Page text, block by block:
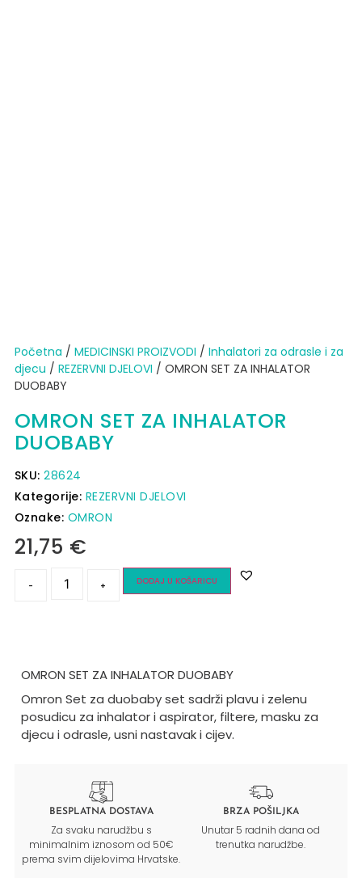
Početna / MEDICINSKI PROIZVODI / Inhalatori za odrasle i za
djecu / REZERVNI DJELOVI / OMRON SET ZA INHALATOR
DUOBABY
OMRON SET ZA INHALATOR
DUOBABY
SKU:28624
Kategorije: REZERVNI DJELOVI
Oznake: OMRON
21,75 €
- + DODAJ U KOŠARICU
OMRON SET ZA INHALATOR DUOBABY
Omron Set za duobaby set sadrži plavu i zelenu
posudicu za inhalator i aspirator, filtere, masku za
djecu i odrasle, usni nastavak i cijev.
BESPLATNA DOSTAVA
Za svaku narudžbu s
minimalnim iznosom od 50€
prema svim dijelovima Hrvatske.
BRZA POŠILJKA
Unutar 5 radnih dana od
trenutka narudžbe.